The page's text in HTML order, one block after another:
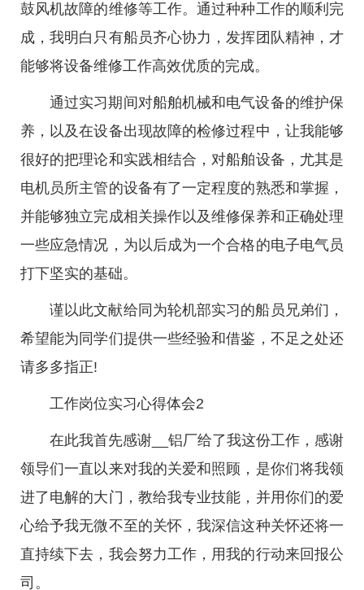
鼓风机故障的维修等工作。通过种种工作的顺利完
成，我明白只有船员齐心协力，发挥团队精神，才
能够将设备维修工作高效优质的完成。
通过实习期间对船舶机械和电气设备的维护保
养，以及在设备出现故障的检修过程中，让我能够
很好的把理论和实践相结合，对船舶设备，尤其是
电机员所主管的设备有了一定程度的熟悉和掌握，
并能够独立完成相关操作以及维修保养和正确处理
一些应急情况，为以后成为一个合格的电子电气员
打下坚实的基础。
谨以此文献给同为轮机部实习的船员兄弟们，
希望能为同学们提供一些经验和借鉴，不足之处还
请多多指正!
工作岗位实习心得体会2
在此我首先感谢__铝厂给了我这份工作，感谢
领导们一直以来对我的关爱和照顾，是你们将我领
进了电解的大门，教给我专业技能，并用你们的爱
心给予我无微不至的关怀，我深信这种关怀还将一
直持续下去，我会努力工作，用我的行动来回报公
司。